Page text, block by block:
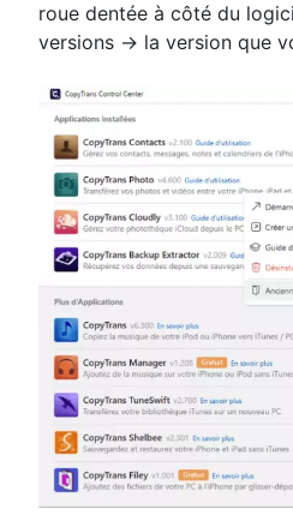
roue dentée à côté du
versions → la version que